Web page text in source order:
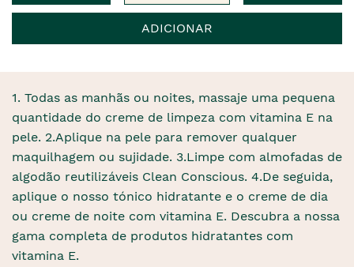
ADICIONAR
1. Todas as manhãs ou noites, massaje uma pequena
quantidade do creme de limpeza com vitamina E na
pele. 2.Aplique na pele para remover qualquer
maquilhagem ou sujidade. 3.Limpe com almofadas de
algodão reutilizáveis ​​Clean Conscious. 4.De seguida,
aplique o nosso tónico hidratante e o creme de dia
ou creme de noite com vitamina E. Descubra a nossa
gama completa de produtos hidratantes com
vitamina E.